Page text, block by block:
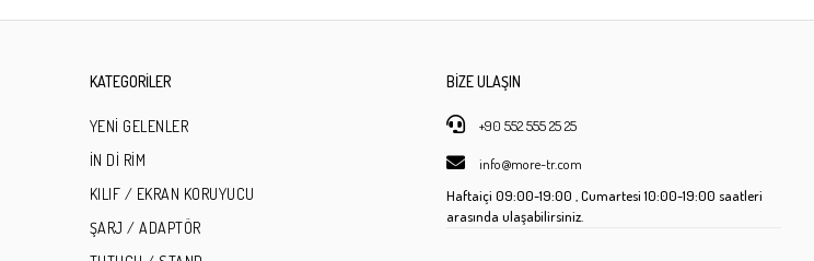
KATEGORİLER
YENİ GELENLER
İN Dİ RİM
KILIF / EKRAN KORUYUCU
ŞARJ / ADAPTÖR
BİZE ULAŞIN
+90 552 555 25 25
info@more-tr.com
Haftaiçi 09:00-19:00 , Cumartesi10:00-19:00 saatleri
arasında ulaşabilirsiniz.